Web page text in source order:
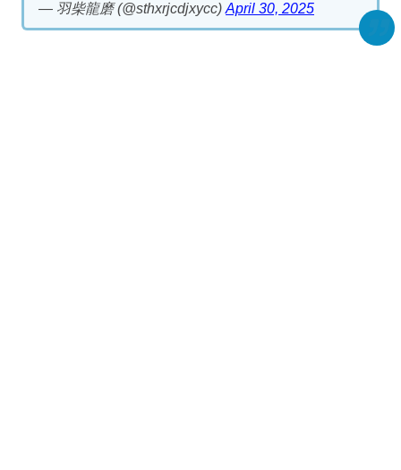
— 羽柴龍磨 (@sthxrjcdjxycc) April 30, 2025